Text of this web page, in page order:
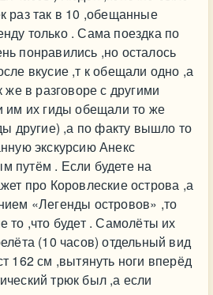
раз так в 10 ,обещанные
только . Сама поездка по
понравились ,но осталось
вкусие ,т к обещали одно ,а
же в разговоре с другими
им их гиды обещали то же
другие) ,а по факту вышло то
экскурсию Анекс
путём . Если будете на
про Коровлеские острова ,а
«Легенды островов» ,то
то ,что будет . Самолёты их
(10 часов) отдельный вид
162 см ,вытянуть ноги вперёд
трюк был ,а если